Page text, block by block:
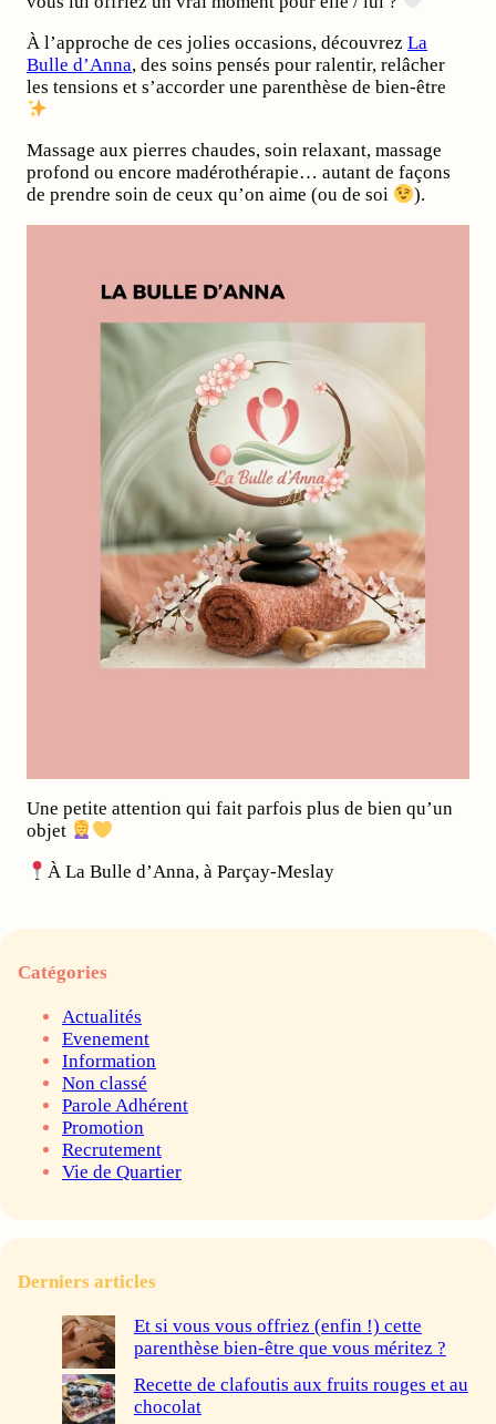
À l’approche de ces jolies occasions, découvrez La
Bulle d’Anna, des soins pensés pour ralentir, relâcher
les tensions et s’accorder une parenthèse de bien-être
Massage aux pierres chaudes, soin relaxant, massage
profond ou encore madérothérapie… autant de façons
de prendre soin de ceux qu’on aime (ou de soi
).
Une petite attention qui fait parfois plus de bien qu’un
objet
À La Bulle d’Anna, à Parçay-Meslay
Catégories
Actualités
Evenement
Information
Non classé
Parole Adhérent
Promotion
Recrutement
Vie de Quartier
Derniers articles
Et si vous vous offriez (enfin !) cette
parenthèse bien-être que vous méritez ?
Recette de clafoutis aux fruits rouges et au
chocolat